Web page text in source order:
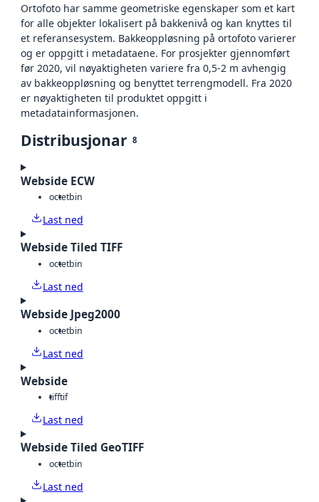
Ortofoto har samme geometriske egenskaper som et kart
for alle objekter lokalisert på bakkenivå og kan knyttes til
et referansesystem. Bakkeoppløsning på ortofoto varierer
og er oppgitt i metadataene. For prosjekter gjennomført
før 2020, vil nøyaktigheten variere fra 0,5-2 m avhengig
av bakkeoppløsning og benyttet terrengmodell. Fra 2020
er nøyaktigheten til produktet oppgitt i
metadatainformasjonen.
Distribusjonar 8
Webside ECW
octetbin
Last ned
Webside Tiled TIFF
octetbin
Last ned
Webside Jpeg2000
octetbin
Last ned
Webside
tifftif
Last ned
Webside Tiled GeoTIFF
octetbin
Last ned